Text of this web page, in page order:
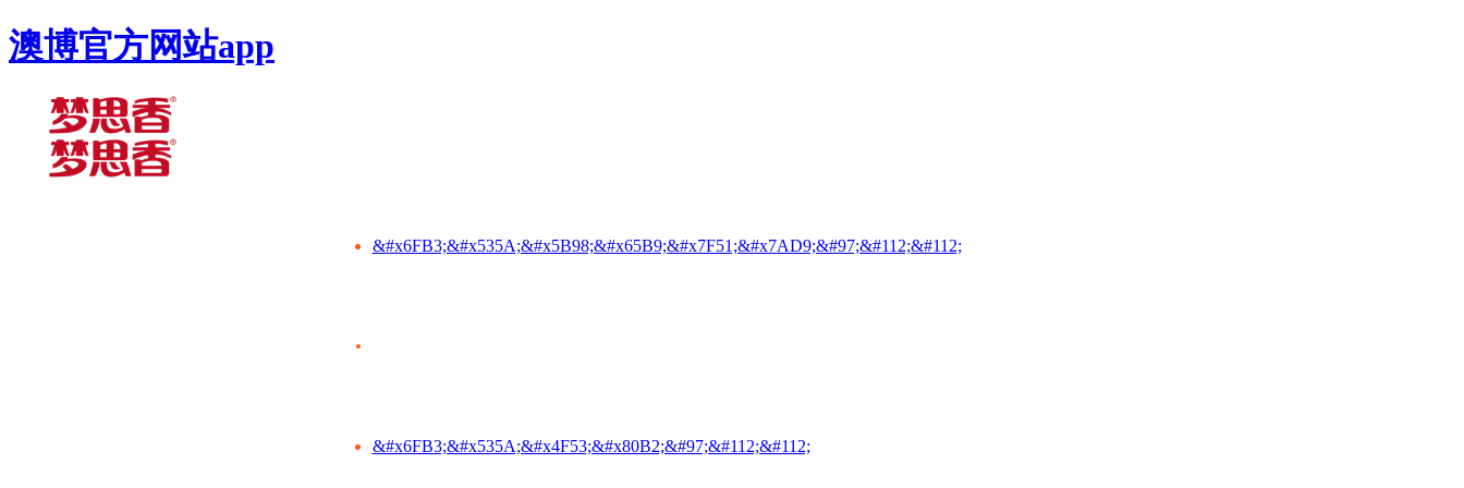
澳博官方网站app
&#x6FB3;&#x535A;&#x5B98;&#x65B9;&#x7F51;&#x7AD9;&#97;&#112;&#112;
&#x6FB3;&#x535A;&#x4F53;&#x80B2;&#97;&#112;&#112;